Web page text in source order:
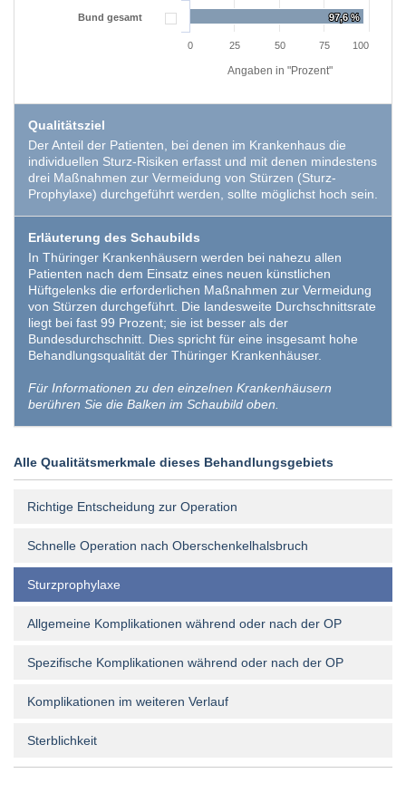
Angaben in "Prozent"
97,6 %
97,6 %
Bund gesamt
0 100
25 50 75
Qualitätsziel
Der Anteil der Patienten, bei denen im Krankenhaus die
individuellen Sturz-Risiken erfasst und mit denen mindestens
drei Maßnahmen zur Vermeidung von Stürzen (Sturz-
Prophylaxe) durchgeführt werden, sollte möglichst hoch sein.
Erläuterung des Schaubilds
In Thüringer Krankenhäusern werden bei nahezu allen
Patienten nach dem Einsatz eines neuen künstlichen
Hüftgelenks die erforderlichen Maßnahmen zur Vermeidung
von Stürzen durchgeführt. Die landesweite Durchschnittsrate
liegt bei fast 99 Prozent; sie ist besser als der
Bundesdurchschnitt. Dies spricht für eine insgesamt hohe
Behandlungsqualität der Thüringer Krankenhäuser.
Für Informationen zu den einzelnen Krankenhäusern
berühren Sie die Balken im Schaubild oben.
Alle Qualitätsmerkmale dieses Behandlungsgebiets
Richtige Entscheidung zur Operation
Schnelle Operation nach Oberschenkelhalsbruch
Sturzprophylaxe
Allgemeine Komplikationen während oder nach der OP
Spezifische Komplikationen während oder nach der OP
Komplikationen im weiteren Verlauf
Sterblichkeit